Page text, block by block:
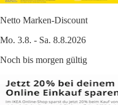
Netto Marken-Discount
Mo. 3.8. - Sa. 8.8.2026
Noch bis morgen gültig